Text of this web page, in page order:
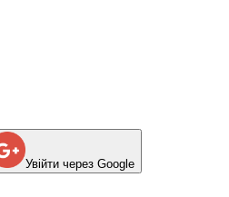
Увійти через Google